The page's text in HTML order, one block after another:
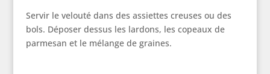
Servir le velouté dans des assiettes creuses ou des
bols. Déposer dessus les lardons, les copeaux de
parmesan et le mélange de graines.